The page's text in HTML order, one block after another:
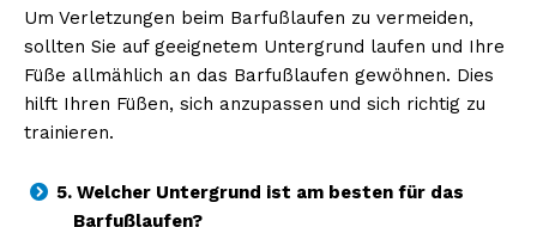
Um Verletzungen beim Barfußlaufen zu vermeiden,
sollten Sie auf geeignetem Untergrund laufen und Ihre
Füße allmählich an das Barfußlaufen gewöhnen. Dies
hilft Ihren Füßen, sich anzupassen und sich richtig zu
trainieren.
5. Welcher Untergrund ist am besten für das
Barfußlaufen?